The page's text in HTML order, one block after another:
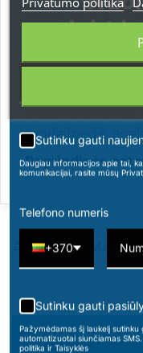
Bet tai nėra tik
seksualus
prabanga.
sandalmedis,
Pagrindinės
ATSILIEPIMAI
PARAŠYKITE
Sutinku gauti
Daugiau informacijos apie tai,
komunikacijai, rasite mūsų
Telefono numeris
+370
Sutinku gauti
Pažymėdamas šį laukelį sutinku
automatizuotai siunčiamas
politika ir Taisyklės